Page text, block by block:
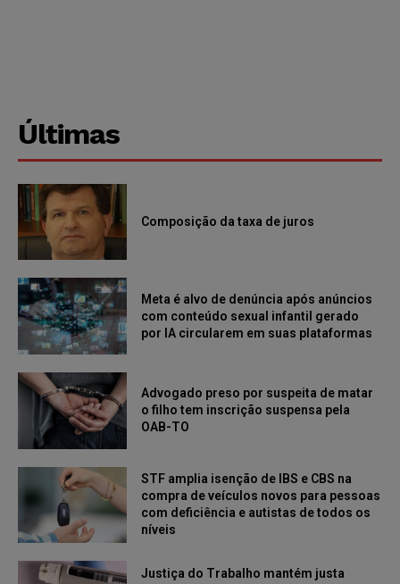
Últimas
Composição da taxa de juros
Meta é alvo de denúncia após anúncios
com conteúdo sexual infantil gerado
por IA circularem em suas plataformas
Advogado preso por suspeita de matar
o filho tem inscrição suspensa pela
OAB-TO
STF amplia isenção de IBS e CBS na
compra de veículos novos para pessoas
com deficiência e autistas de todos os
níveis
Justiça do Trabalho mantém justa